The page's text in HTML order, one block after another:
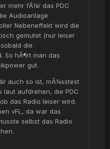
mehr fÃ¼r das PDC
Audioanlage
Nebeneffekt wird die
gemutet (nur leiser
die
So hÃ¶rt man das
gut.
auch so ist, mÃ¼sstest
laut aufdrehen, die PDC
das Radio leiser wird.
vFL, da war das
selbst das Radio